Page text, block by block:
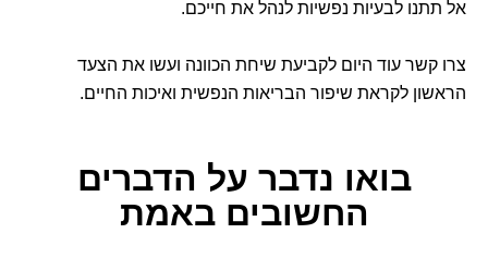
אל תתנו לבעיות נפשיות לנהל את חייכם.
צרו קשר עוד היום לקביעת שיחת הכוונה ועשו את הצעד
הראשון לקראת שיפור הבריאות הנפשית ואיכות החיים.
בואו נדבר על הדברים
החשובים באמת